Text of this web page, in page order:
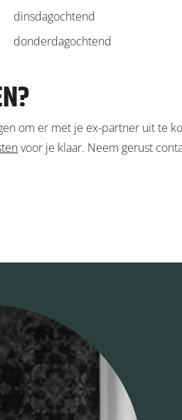
dinsdagochtend
donderdagochtend
om er met je ex-partner uit te
voor je klaar. Neem gerust